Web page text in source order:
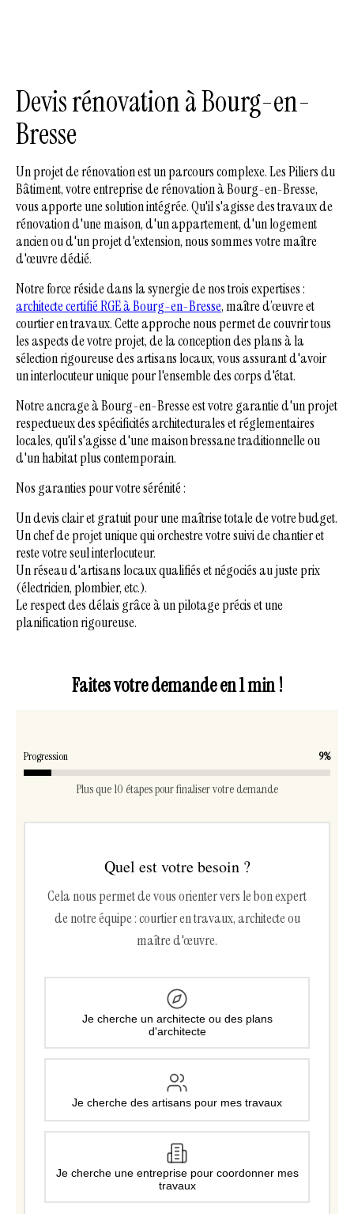
Devis rénovation à Bourg-en-
Bresse
Un projet de rénovation est un parcours complexe. Les Piliers du
Bâtiment, votre entreprise de rénovation à Bourg-en-Bresse,
vous apporte une solution intégrée. Qu'il s'agisse des travaux de
rénovation d'une maison, d'un appartement, d'un logement
ancien ou d'un projet d'extension, nous sommes votre maître
d'œuvre dédié.
Notre force réside dans la synergie de nos trois expertises :
architectecertifié RGE à Bourg-en-Bresse, maître d’œuvre et
courtier en travaux. Cette approche nous permet de couvrir tous
les aspects de votre projet, de la conception des plans à la
sélection rigoureuse des artisans locaux, vous assurant d'avoir
un interlocuteur unique pour l'ensemble des corps d'état.
Notre ancrage à Bourg-en-Bresse est votre garantie d'un projet
respectueux des spécificités architecturales et réglementaires
locales, qu'il s'agisse d'une maison bressane traditionnelle ou
d'un habitat plus contemporain.
Nos garanties pour votre sérénité :
Un devis clair et gratuit pour une maîtrise totale de votre budget.
Un chef de projet unique qui orchestre votre suivi de chantier et
reste votre seul interlocuteur.
Un réseau d'artisans locaux qualifiés et négociés au juste prix
(électricien, plombier, etc.).
Le respect des délais grâce à un pilotage précis et une
planification rigoureuse.
Faites votre demande en 1 min !
Progression 9%
Plus que 10 étapes pour finaliser votre demande
Quel est votre besoin ?
Cela nous permet de vous orienter vers le bon expert
de notre équipe : courtier en travaux, architecte ou
maître d'œuvre.
Je cherche un architecte ou des plans
d'architecte
Je cherche des artisans pour mes travaux
Je cherche une entreprise pour coordonner mes
travaux